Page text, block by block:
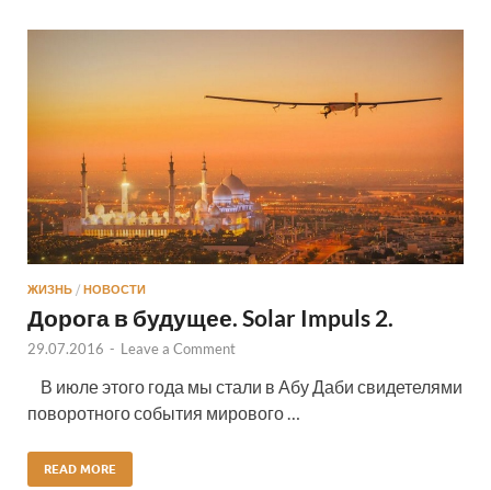
ЖИЗНЬ / НОВОСТИ
Дорога в будущее. Solar Impuls 2.
29.07.2016 - Leave a Comment
В июле этого года мы стали в Абу Даби свидетелями
поворотного события мирового …
READ MORE